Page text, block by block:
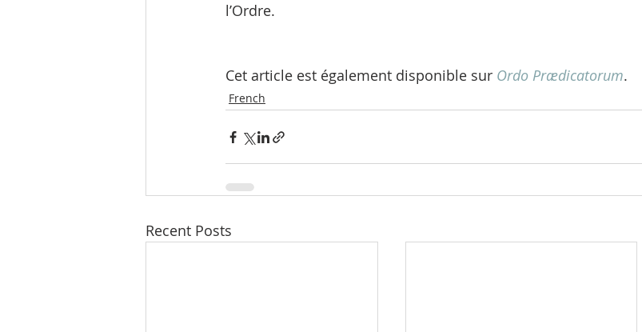
l’Ordre.
Cet article est également disponible sur Ordo Prædicatorum.
French
Recent Posts